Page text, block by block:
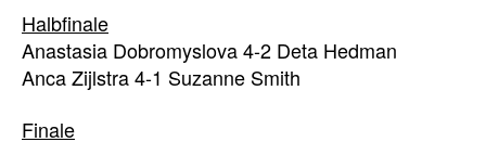
Halbfinale
Anastasia Dobromyslova 4-2 Deta Hedman
Anca Zijlstra 4-1 Suzanne Smith
Finale